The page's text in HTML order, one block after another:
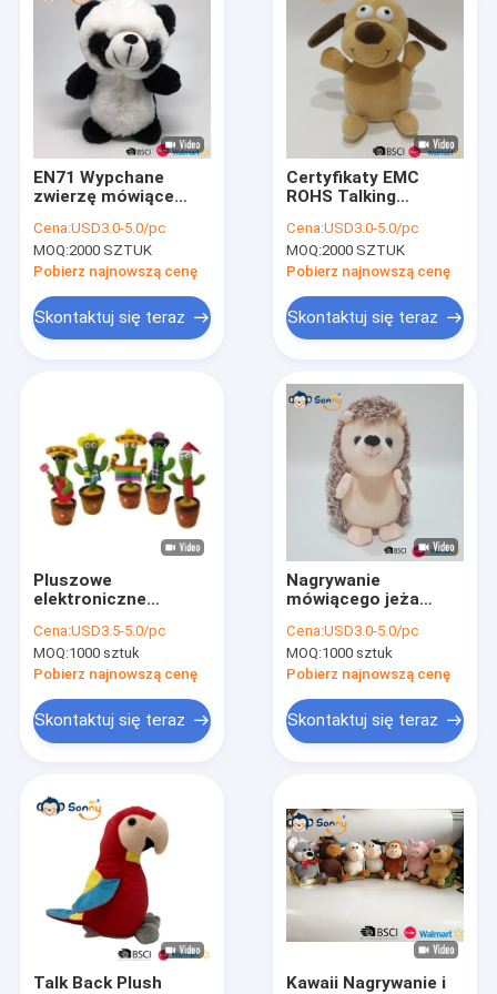
O nas
Wycieczka po fabryce
Wszystkie przypadki
Świąteczne zabawki pluszowe
Nagrywanie pluszowej zabawki
Pluszowa zabawka wielkanocna
EN71 Wypchane
zwierzę mówiące
100% bawełną PP w
środku
Cena:USD3.0-5.0/pc
MOQ:2000 SZTUK
Pobierz najnowszą cenę
Skontaktuj się teraz
Certyfikaty EMC
ROHS Talking
Dog Dostosowane
Cena:USD3.0-5.0/pc
MOQ:2000 SZTUK
Pobierz najnowszą cenę
Skontaktuj się teraz
Pluszowe
elektroniczne
z kwiatami kaktusa,
powtarzanie,
mówienie,
Cena:USD3.5-5.0/pc
MOQ:1000 sztuk
Pobierz najnowszą cenę
Skontaktuj się teraz
Nagrywanie
mówiącego jeża
urocza edukacyjna
Cena:USD3.0-5.0/pc
MOQ:1000 sztuk
Pobierz najnowszą cenę
Skontaktuj się teraz
Talk Back Plush
Kawaii Nagrywanie i